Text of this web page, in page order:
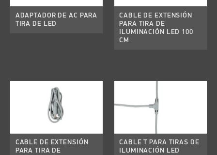
ADAPTADOR DE AC PARA
TIRA DE LED
CABLE DE EXTENSIÓN
PARA TIRA DE
ILUMINACIÓN LED 100
CM
CABLE DE EXTENSIÓN
PARA TIRA DE
CABLE T PARA TIRAS DE
ILUMINACIÓN LED